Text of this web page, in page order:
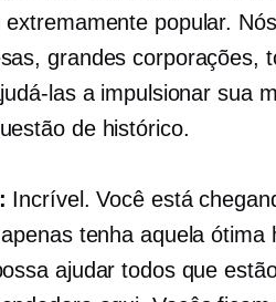
extremamente popular.
grandes corporações,
las a impulsionar sua
de histórico.
Incrível. Você está
tenha aquela
ajudar todos que